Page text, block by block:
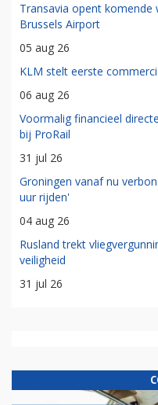
Transavia opent
Brussels Airport
05 aug 26
KLM stelt eerste
06 aug 26
Voormalig financieel
bij ProRail
31 jul 26
Groningen vanaf nu
uur rijden'
04 aug 26
Rusland trekt
veiligheid
31 jul 26